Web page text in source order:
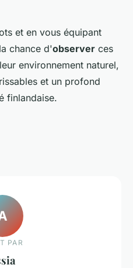
et en vous équipant
chance d'observer ces
environnement naturel,
et un profond
finlandaise.
PAR